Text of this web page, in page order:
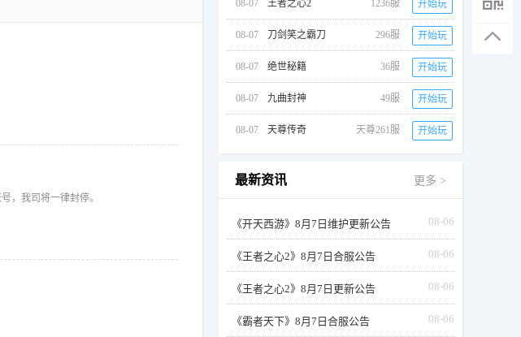
，我司将一律封停。
08-07 王者之心2 1236服 开始玩
08-07 刀剑笑之霸刀 296服 开始玩
08-07 绝世秘籍 36服 开始玩
08-07 九曲封神 49服 开始玩
08-07 天尊传奇 天尊261服 开始玩
最新资讯 更多 >
08-06
《开天西游》8月7日维护更新公告
08-06
《王者之心2》8月7日合服公告
08-06
《王者之心2》8月7日更新公告
08-06
《霸者天下》8月7日合服公告